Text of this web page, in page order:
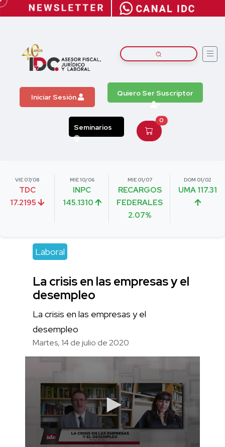
Iniciar Sesión Quiero Ser Suscriptor
Seminarios
0
VIE 07/08
TDC
17.2195
MIE 10/06
INPC
145.1310
MIE 01/07
RECARGOS
FEDERALES
2.07%
DOM 01/02
UMA 117.31
Laboral
La crisis en las empresas y el
desempleo
La crisis en las empresas y el
desempleo
Martes, 14 de julio de 2020